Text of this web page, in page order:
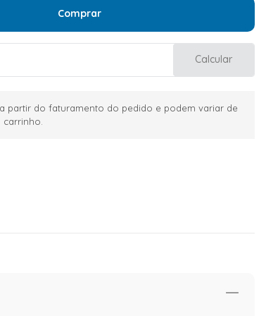
Comprar
Calcular
partir do faturamento do pedido e podem variar de